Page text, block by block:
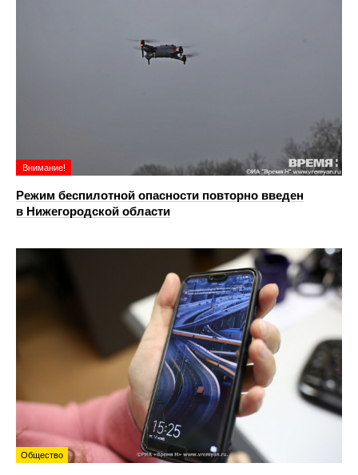
Внимание!
Режим беспилотной опасности повторно введен
в Нижегородской области
Общество